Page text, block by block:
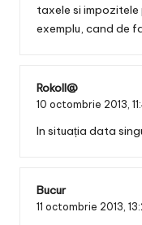
taxele si impozitele
exemplu, cand de
Rokoll@
10 octombrie 2013,
In situația data
Bucur
11 octombrie 2013,